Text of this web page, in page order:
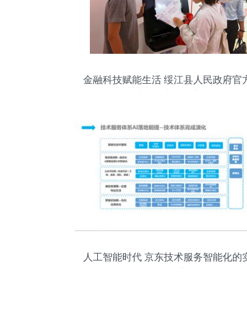
金融科技赋能生活 绥江县人民政府官
人工智能时代 京东技术服务智能化的